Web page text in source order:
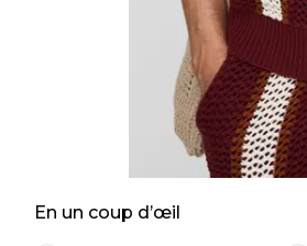
En un coup d’œil